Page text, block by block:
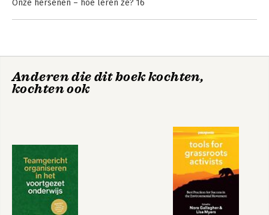
Onze hersenen – hoe leren ze? 16
Het gaat echt niet vanzelf 113
Anderen die dit boek kochten,
kochten ook